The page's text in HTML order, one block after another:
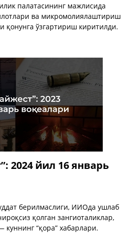
палатасининг мажлисида
ва микромолиялаштириш
қонунга ўзгартириш киритилди.
2024 йил 16 январь
берилмаслиги, ИИОда ушлаб
қолган зангиоталиклар,
куннинг “қора” хабарлари.